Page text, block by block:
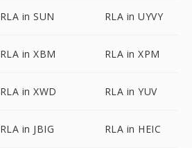
RLA in SUN RLA in UYVY
RLA in XBM RLA in XPM
RLA in XWD RLA in YUV
RLA in JBIG RLA in HEIC